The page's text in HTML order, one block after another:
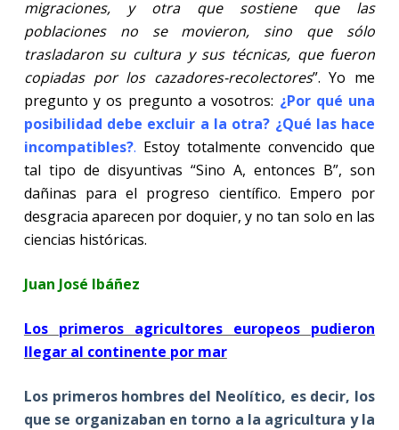
migraciones, y otra que sostiene que las
poblaciones no se movieron, sino que sólo
trasladaron su cultura y sus técnicas, que fueron
copiadas por los cazadores-recolectores”. Yo me
pregunto y os pregunto a vosotros: ¿Por qué una
posibilidad debe excluir a la otra? ¿Qué las hace
incompatibles?. Estoy totalmente convencido que
tal tipo de disyuntivas “Sino A, entonces B”, son
dañinas para el progreso científico. Empero por
desgracia aparecen por doquier, y no tan solo en las
ciencias históricas.
Juan José Ibáñez
Los primeros agricultores europeos pudieron
llegar al continente por mar
Los primeros hombres del Neolítico, es decir, los
que se organizaban en torno a la agricultura y la